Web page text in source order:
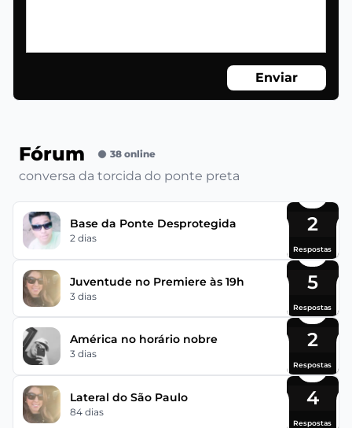
Enviar
Fórum 38 online
conversa da torcida do ponte preta
Base da Ponte Desprotegida
2 dias
2
Respostas
Juventude no Premiere às 19h
3 dias
5
Respostas
América no horário nobre
3 dias
2
Respostas
Lateral do São Paulo
84 dias
4
Respostas